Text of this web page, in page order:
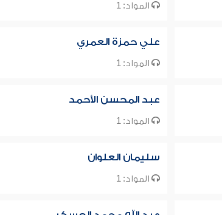
المواد: 1
علي حمزة العمري
المواد: 1
عبد المحسن الأحمد
المواد: 1
سليمان العلوان
المواد: 1